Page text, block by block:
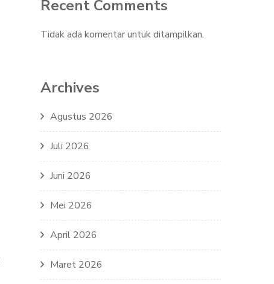
Recent Comments
Tidak ada komentar untuk ditampilkan.
Archives
Agustus 2026
Juli 2026
Juni 2026
Mei 2026
April 2026
Maret 2026